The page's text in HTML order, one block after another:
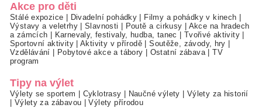
Akce pro děti
Stálé expozice Divadelní pohádky Filmy a pohádky v kinech
Výstavy a veletrhy|Slavnosti Poutě a cirkusy
Akce na hradech
a zámcích
Karnevaly, festivaly, hudba, tanec Tvořivé aktivity
Sportovní aktivity|Aktivity v přírodě |Soutěže, závody, hry
Vzdělávání
Pobytové akce a tábory Ostatní zábava|TV
program
Tipy na výlet
Výlety se sportem Cyklotrasy Naučné výlety
Výlety za historií
Výlety za zábavou |Výlety přírodou